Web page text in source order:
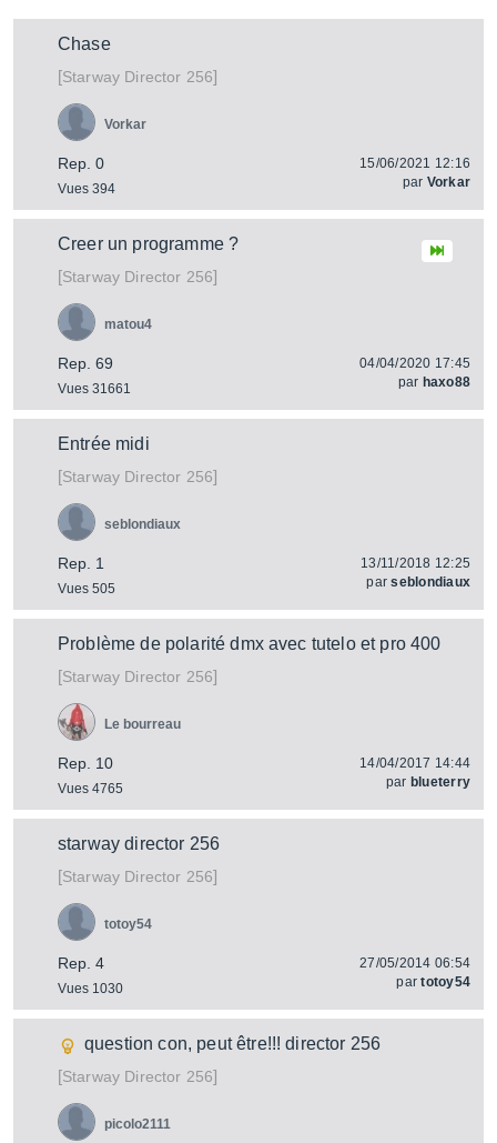
Chase
[Starway Director 256]
Rep. 0
Vues 394
Vorkar
15/06/2021 12:16
par Vorkar
Creer un programme ?
[Starway Director 256]
Rep. 69
Vues 31661
matou4
04/04/2020 17:45
par haxo88
Entrée midi
[Starway Director 256]
Rep. 1
Vues 505
seblondiaux
13/11/2018 12:25
parseblondiaux
Problème de polarité dmx avec tutelo et pro 400
[Starway Director 256]
Rep. 10
Vues 4765
Le bourreau
14/04/2017 14:44
par blueterry
starway director 256
[Starway Director 256]
Rep. 4
Vues 1030
totoy54
27/05/2014 06:54
partotoy54
question con, peut être!!! director 256
[Starway Director 256]
picolo2111